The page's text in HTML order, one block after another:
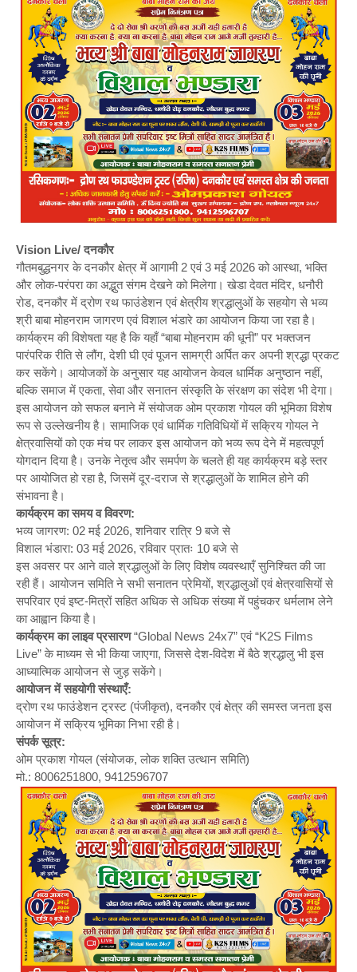
Vision Live/ दनकौर
गौतमबुद्धनगर के दनकौर क्षेत्र में आगामी 2 एवं 3 मई 2026 को आस्था, भक्ति
और लोक-परंपरा का अद्भुत संगम देखने को मिलेगा। खेडा देवत मंदिर, धनौरी
रोड, दनकौर में द्रोण रथ फाउंडेशन एवं क्षेत्रीय श्रद्धालुओं के सहयोग से भव्य
श्री बाबा मोहनराम जागरण एवं विशाल भंडारे का आयोजन किया जा रहा है।
कार्यक्रम की विशेषता यह है कि यहाँ “बाबा मोहनराम की धूनी” पर भक्तजन
पारंपरिक रीति से लौंग, देशी घी एवं पूजन सामग्री अर्पित कर अपनी श्रद्धा प्रकट
कर सकेंगे। आयोजकों के अनुसार यह आयोजन केवल धार्मिक अनुष्ठान नहीं,
बल्कि समाज में एकता, सेवा और सनातन संस्कृति के संरक्षण का संदेश भी देगा।
इस आयोजन को सफल बनाने में संयोजक ओम प्रकाश गोयल की भूमिका विशेष
रूप से उल्लेखनीय है। सामाजिक एवं धार्मिक गतिविधियों में सक्रिय गोयल ने
क्षेत्रवासियों को एक मंच पर लाकर इस आयोजन को भव्य रूप देने में महत्वपूर्ण
योगदान दिया है। उनके नेतृत्व और समर्पण के चलते ही यह कार्यक्रम बड़े स्तर
पर आयोजित हो रहा है, जिसमें दूर-दराज से श्रद्धालुओं के शामिल होने की
संभावना है।
कार्यक्रम का समय व विवरण:
भव्य जागरण: 02 मई 2026, शनिवार रात्रि 9 बजे से
विशाल भंडारा: 03 मई 2026, रविवार प्रातः 10 बजे से
इस अवसर पर आने वाले श्रद्धालुओं के लिए विशेष व्यवस्थाएँ सुनिश्चित की जा
रही हैं। आयोजन समिति ने सभी सनातन प्रेमियों, श्रद्धालुओं एवं क्षेत्रवासियों से
सपरिवार एवं इष्ट-मित्रों सहित अधिक से अधिक संख्या में पहुंचकर धर्मलाभ लेने
का आह्वान किया है।
कार्यक्रम का लाइव प्रसारण“Global News 24x7” एवं “K2S Films
Live” के माध्यम से भी किया जाएगा, जिससे देश-विदेश में बैठे श्रद्धालु भी इस
आध्यात्मिक आयोजन से जुड़ सकेंगे।
आयोजन में सहयोगी संस्थाएँ:
द्रोण रथ फाउंडेशन ट्रस्ट (पंजीकृत), दनकौर एवं क्षेत्र की समस्त जनता इस
आयोजन में सक्रिय भूमिका निभा रही है।
संपर्क सूत्र:
ओम प्रकाश गोयल (संयोजक, लोक शक्ति उत्थान समिति)
मो.: 8006251800, 9412596707